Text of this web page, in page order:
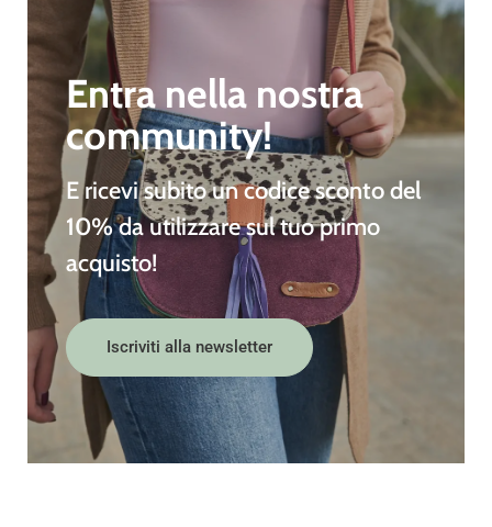
Entra nella nostra
community!
E ricevi subito uncodice sconto del
10%da utilizzare sul tuo primo
acquisto!
Iscriviti alla newsletter